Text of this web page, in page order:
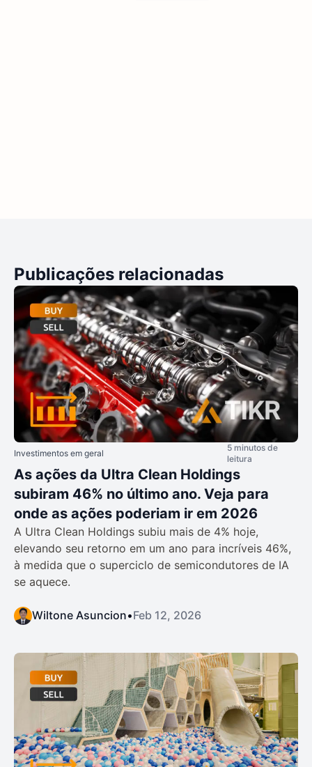
Publicações relacionadas
Investimentos em geral
5 minutos de
leitura
As ações da Ultra Clean Holdings
subiram 46% no último ano. Veja para
onde as ações poderiam ir em 2026
A Ultra Clean Holdings subiu mais de 4% hoje,
elevando seu retorno em um ano para incríveis 46%,
à medida que o superciclo de semicondutores de IA
se aquece.
Wiltone Asuncion•Feb 12, 2026